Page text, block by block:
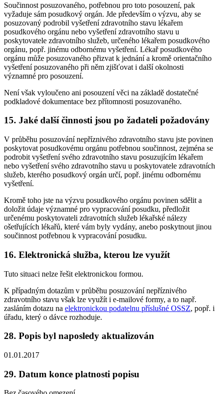
Součinnost posuzovaného, potřebnou pro toto posouzení, pak
vyžaduje sám posudkový orgán. Jde především o výzvu, aby se
posuzovaný podrobil vyšetření zdravotního stavu lékařem
posudkového orgánu nebo vyšetření zdravotního stavu u
poskytovatele zdravotního služeb, určeného lékařem posudkového
orgánu, popř. jinému odbornému vyšetření. Lékař posudkového
orgánu může posuzovaného přizvat k jednání a kromě orientačního
vyšetření posuzovaného při něm zjišťovat i další okolnosti
významné pro posouzení.
Není však vyloučeno ani posouzení věci na základě dostatečné
podkladové dokumentace bez přítomnosti posuzovaného.
15. Jaké další činnosti jsou po žadateli požadovány
V průběhu posuzování nepříznivého zdravotního stavu jste povinen
poskytovat posudkovému orgánu potřebnou součinnost, zejména se
podrobit vyšetření svého zdravotního stavu posuzujícím lékařem
nebo vyšetření svého zdravotního stavu u poskytovatele zdravotních
služeb, kterého posudkový orgán určí, popř. jinému odbornému
vyšetření.
Kromě toho jste na výzvu posudkového orgánu povinen sdělit a
doložit údaje významné pro vypracování posudku, předložit
určenému poskytovateli zdravotních služeb lékařské nálezy
ošetřujících lékařů, které vám byly vydány, anebo poskytnout jinou
součinnost potřebnou k vypracování posudku.
16. Elektronická služba, kterou lze využít
Tuto situaci nelze řešit elektronickou formou.
K případným dotazům v průběhu posuzování nepříznivého
zdravotního stavu však lze využít i e-mailové formy, a to např.
zasláním dotazu na elektronickou podatelnu příslušné OSSZ, popř. i
úřadu, který o dávce rozhoduje.
28. Popis byl naposledy aktualizován
01.01.2017
29. Datum konce platnosti popisu